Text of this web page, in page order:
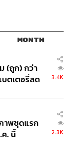
คม 2567
MONTH
(ถูก) กว่า
ตเตอรี่ลด
3.4K
าพชุดแรก
. นี้
2.3K